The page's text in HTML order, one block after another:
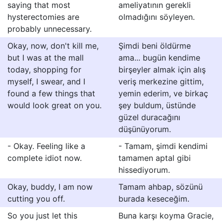
saying that most
hysterectomies are
probably unnecessary.
ameliyatının gerekli
olmadığını söyleyen.
Okay, now, don't kill me,
but I was at the mall
today, shopping for
myself, I swear, and I
found a few things that
would look great on you.
Şimdi beni öldürme
ama... bugün kendime
birşeyler almak için alış
veriş merkezine gittim,
yemin ederim, ve birkaç
şey buldum, üstünde
güzel duracağını
düşünüyorum.
- Okay. Feeling like a
complete idiot now.
- Tamam, şimdi kendimi
tamamen aptal gibi
hissediyorum.
Okay, buddy, I am now
cutting you off.
Tamam ahbap, sözünü
burada keseceğim.
So you just let this
Buna karşı koyma Gracie,